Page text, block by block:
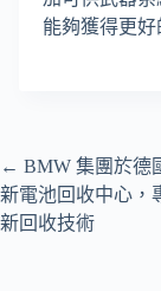
能夠獲得更好
← BMW 集團於德
新電池回收中心，
新回收技術